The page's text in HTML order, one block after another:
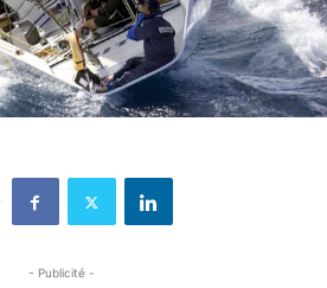
- Publicité -